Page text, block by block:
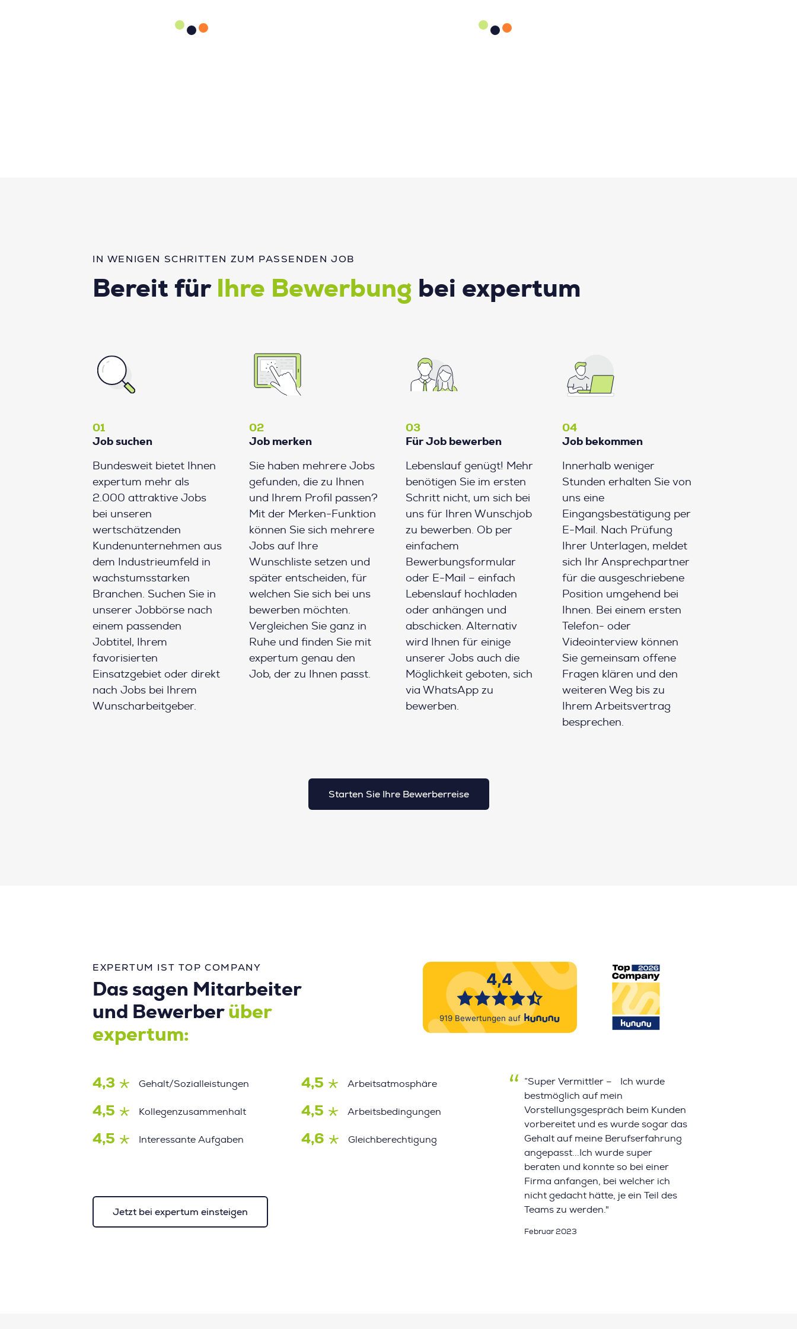
IN WENIGEN SCHRITTEN ZUM PASSENDEN JOB
Bereit für Ihre Bewerbung bei expertum
01
Job suchen
Bundesweit bietet Ihnen
expertum mehr als
2.000 attraktive Jobs
bei unseren
wertschätzenden
Kundenunternehmen aus
dem Industrieumfeld in
wachstumsstarken
Branchen. Suchen Sie in
unserer Jobbörse nach
einem passenden
Jobtitel, Ihrem
favorisierten
Einsatzgebiet oder direkt
nach Jobs bei Ihrem
Wunscharbeitgeber.
02
Job merken
Sie haben mehrere Jobs
gefunden, die zu Ihnen
und Ihrem Profil passen?
Mit der Merken-Funktion
können Sie sich mehrere
Jobs auf Ihre
Wunschliste setzen und
später entscheiden, für
welchen Sie sich bei uns
bewerben möchten.
Vergleichen Sie ganz in
Ruhe und finden Sie mit
expertum genau den
Job, der zu Ihnen passt.
03
Für Job bewerben
Lebenslauf genügt! Mehr
benötigen Sie im ersten
Schritt nicht, um sich bei
uns für Ihren Wunschjob
zu bewerben. Ob per
einfachem
Bewerbungsformular
oder E-Mail – einfach
Lebenslauf hochladen
oder anhängen und
abschicken. Alternativ
wird Ihnen für einige
unserer Jobs auch die
Möglichkeit geboten, sich
via WhatsApp zu
bewerben.
04
Job bekommen
Innerhalb weniger
Stunden erhalten Sie von
uns eine
Eingangsbestätigung per
E-Mail. Nach Prüfung
Ihrer Unterlagen, meldet
sich Ihr Ansprechpartner
für die ausgeschriebene
Position umgehend bei
Ihnen. Bei einem ersten
Telefon- oder
Videointerview können
Sie gemeinsam offene
Fragen klären und den
weiteren Weg bis zu
Ihrem Arbeitsvertrag
besprechen.
Starten Sie Ihre Bewerberreise
EXPERTUM IST TOP COMPANY
Das sagen Mitarbeiter
und Bewerber über
expertum:
4,3 Gehalt/Sozialleistungen 4,5 Arbeitsatmosphäre
4,5 Kollegenzusammenhalt 4,5 Arbeitsbedingungen
4,5 Interessante Aufgaben 4,6 Gleichberechtigung
Jetzt bei expertum einsteigen
”Super Vermittler – Ich wurde
bestmöglich auf mein
Vorstellungsgespräch beim Kunden
vorbereitet und es wurde sogar das
Gehalt auf meine Berufserfahrung
angepasst...Ich wurde super
beraten und konnte so bei einer
Firma anfangen, bei welcher ich
nicht gedacht hätte, je ein Teil des
Teams zu werden."
Februar 2023